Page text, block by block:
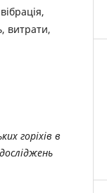
витрати,
горіхів в